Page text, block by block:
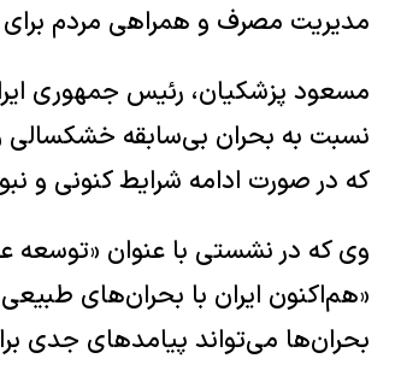
مدیریت مصرف و همراهی مردم برای
مسعود پزشکیان، رئیس جمهوری
نسبت به بحران بی‌سابقه خشکسالی
که در صورت ادامه شرایط کنونی و
وی که در نشستی با عنوان
«هم‌اکنون ایران با بحران‌های
بحران‌ها می‌تواند پیامدهای جدی